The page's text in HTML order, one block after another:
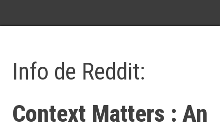
Info de Reddit:
Context Matters : An